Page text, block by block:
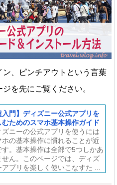
、ピンチアウトという言葉
を先にご覧ください。
入門】ディズニー公式アプリを
むためのスマホ基本操作ガイド
ズニーの公式アプリを使うには
ホの基本操作に慣れることが近
す。基本操作は全部で5つしかあ
せん。このページでは、ディズ
アプリを楽しく使いこなすた ...